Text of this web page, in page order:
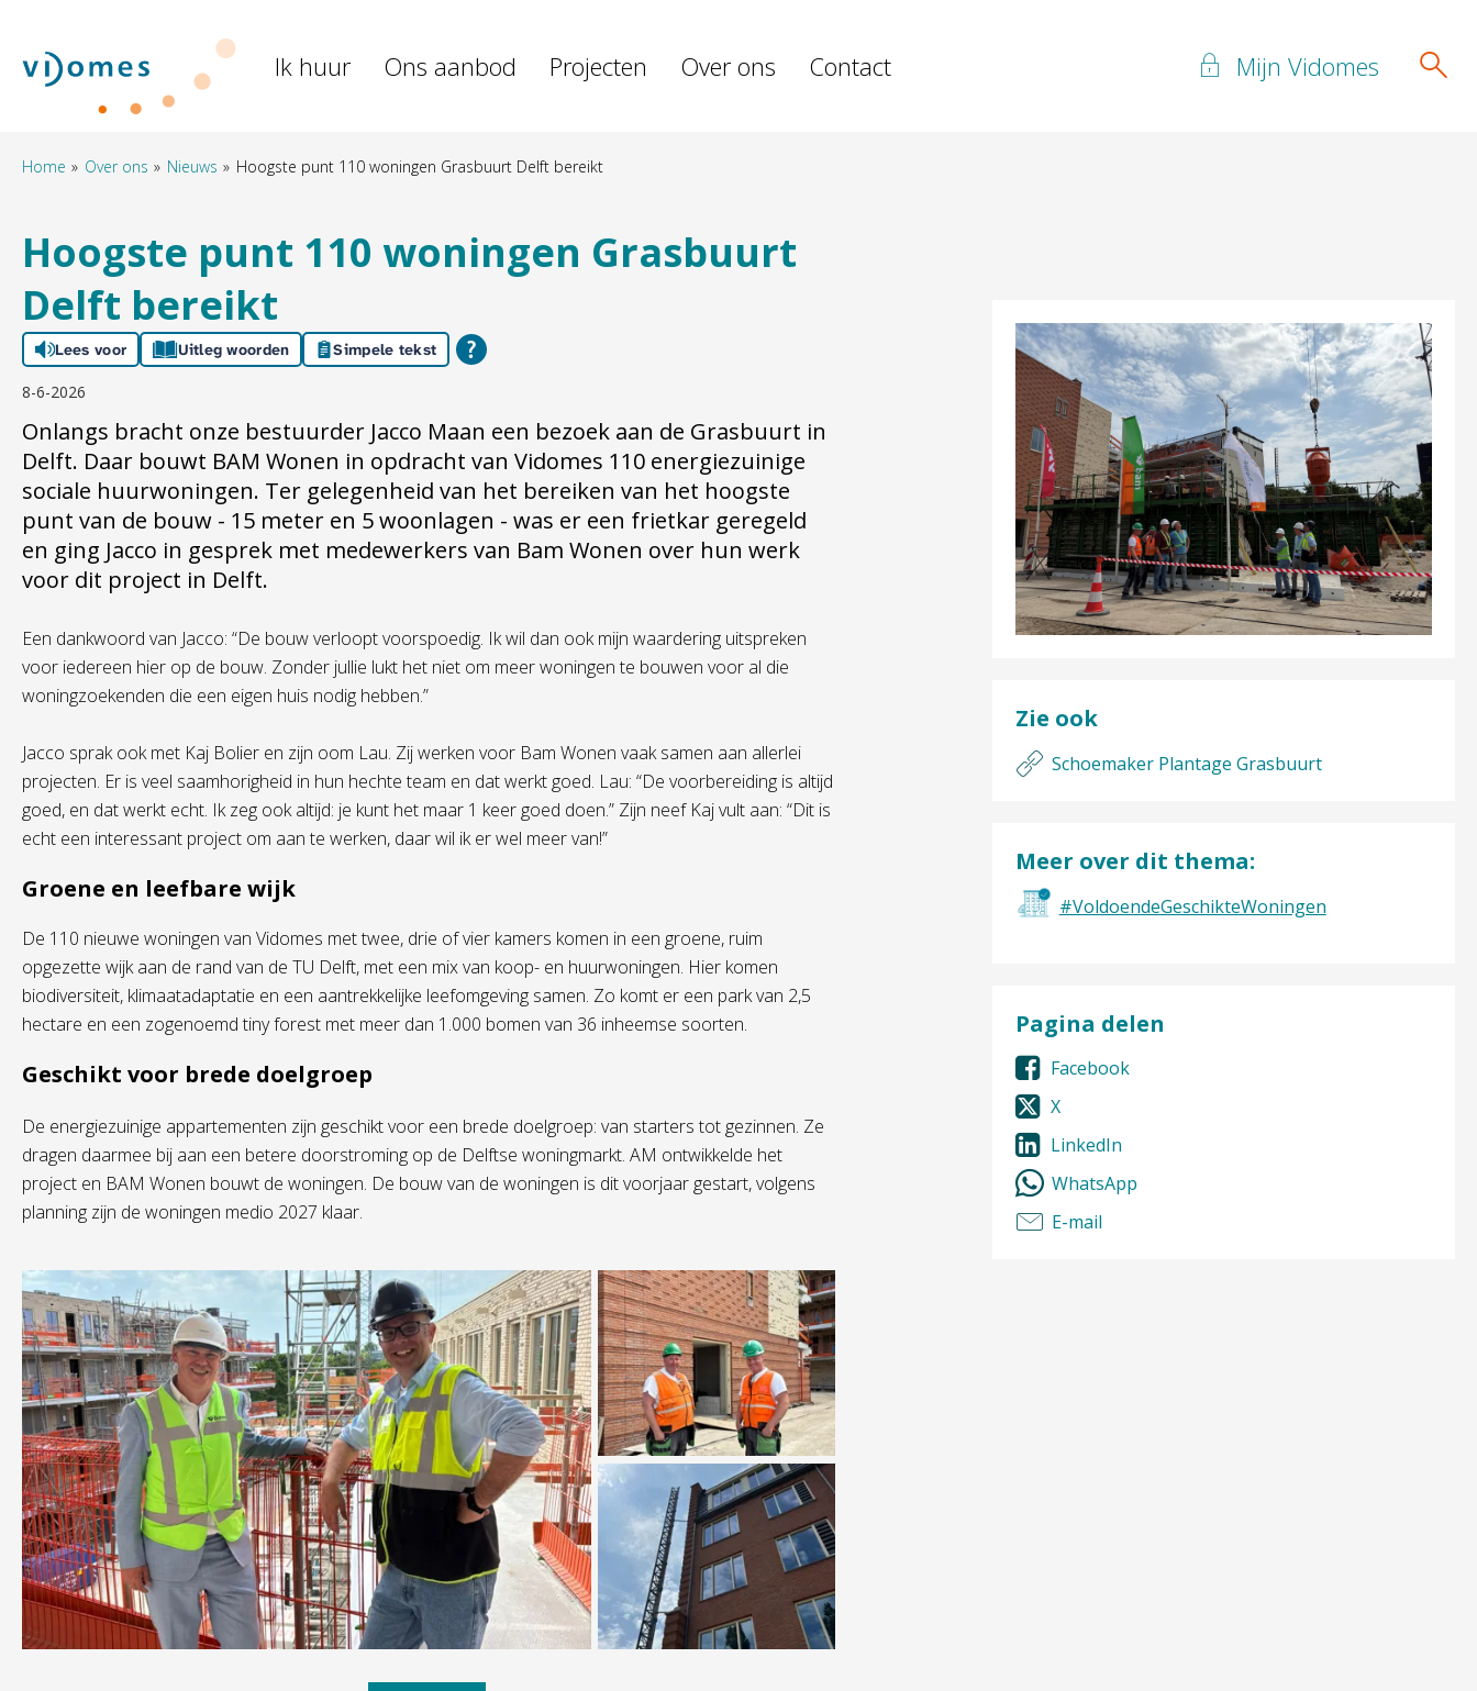
Naar hoofdinhoud
Naar hoofdnavigatiemenu
Naar zoeken
Naar de homepage Ik huur Ons aanbod Projecten Over ons Contact Mijn Vidomes
Home Over ons Nieuws Hoogste punt 110 woningen Grasbuurt Delft bereikt
Hoogste punt 110 woningen Grasbuurt
Delft bereikt
Lees voor Uitleg woorden Simpele tekst
8-6-2026
Onlangs bracht onze bestuurder Jacco Maan een bezoek aan de Grasbuurt in
Delft. Daar bouwt BAM Wonen in opdracht van Vidomes 110 energiezuinige
sociale huurwoningen. Ter gelegenheid van het bereiken van het hoogste
punt van de bouw - 15 meter en 5 woonlagen - was er een frietkar geregeld
en ging Jacco in gesprek met medewerkers van Bam Wonen over hun werk
voor dit project in Delft.
Een dankwoord van Jacco: “De bouw verloopt voorspoedig. Ik wil dan ook mijn waardering uitspreken
voor iedereen hier op de bouw. Zonder jullie lukt het niet om meer woningen te bouwen voor al die
woningzoekenden die een eigen huis nodig hebben.”
Jacco sprak ook met Kaj Bolier en zijn oom Lau. Zij werken voor Bam Wonen vaak samen aan allerlei
projecten. Er is veel saamhorigheid in hun hechte team en dat werkt goed. Lau: “De voorbereiding is altijd
goed, en dat werkt echt. Ik zeg ook altijd: je kunt het maar 1 keer goed doen.” Zijn neef Kajvult aan: “Dit is
echt een interessant project om aan te werken, daar wil ik er wel meer van!”
Groene en leefbare wijk
De 110 nieuwe woningen van Vidomes met twee, drie of vier kamers komen in een groene, ruim
opgezette wijk aan de rand van de TU Delft, met een mix van koop- en huurwoningen. Hier komen
biodiversiteit, klimaatadaptatie en een aantrekkelijke leefomgeving samen. Zo komt er een park van 2,5
hectare en een zogenoemd tinyforest met meer dan 1.000 bomen van 36 inheemse soorten.
Geschikt voor brede doelgroep
De energiezuinige appartementen zijn geschikt voor een brede doelgroep: van starters tot gezinnen. Ze
dragen daarmee bij aan een betere doorstroming op de Delftse woningmarkt. AM ontwikkelde het
project en BAM Wonen bouwt de woningen. De bouw van de woningen is dit voorjaar gestart, volgens
planning zijn de woningen medio 2027 klaar.
Zie ook
Schoemaker Plantage Grasbuurt
Meer over dit thema:
#VoldoendeGeschikteWoningen
Pagina delen
Facebook
X
LinkedIn
WhatsApp
E-mail